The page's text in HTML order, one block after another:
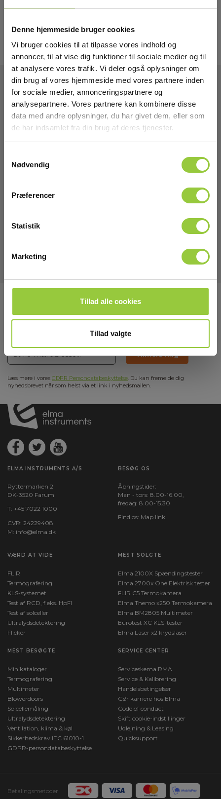
Denne hjemmeside bruger cookies
Vi bruger cookies til at tilpasse vores indhold og
annoncer, til at vise dig funktioner til sociale medier og til
at analysere vores trafik. Vi deler også oplysninger om
din brug af vores hjemmeside med vores partnere inden
for sociale medier, annonceringspartnere og
analysepartnere. Vores partnere kan kombinere disse
data med andre oplysninger, du har givet dem, eller som
de har indsamlet fra din brug af deres tjenester.
Nødvendig
Præferencer
Statistik
Marketing
Tillad alle cookies
Tillad valgte
Tekniske Data
Download
Manualer
Tilmeld dig E-News!
Hold dig opdateret og få vores fantastiske tilbud i
Tilmeld mig
Læs mere i vores GDPR Persondatabeskyttelse. Du kan fremelde dig
nyhedsbrevet når som helst via et link i nyhedsmailen.
ELMA INSTRUMENTS A/S
Ryttermarken 2
DK-3520 Farum
T: +45 7022 1000
CVR: 24229408
M: info@elma.dk
BESØG OS
Åbningstider:
Man - tors: 8.00-16.00,
fredag: 8.00-15.30
Find os: Map link
VÆRD AT VIDE
FLIR
Termografering
KLS-systemet
Test af RCD, f.eks. HpFI
Test af solceller
Ultralydsdetektering
Flicker
MEST SOLGTE
Elma 2100X Spændingstester
Elma 2700x One Elektrisk tester
FLIR C5 Termokamera
Elma Themo x250 Termokamera
Elma BM2805 Multimeter
Eurotest XC KLS-tester
Elma Laser x2 krydslaser
MEST BESØGTE
Minikataloger
Termografering
Multimeter
Blowerdoors
Solcellemåling
Ultralydsdetektering
Ventilation, klima & køl
Sikkerhedskrav IEC 61010-1
GDPR-persondatabeskyttelse
SERVICE CENTER
Serviceskema RMA
Service & Kalibrering
Handelsbetingelser
Gør karriere hos Elma
Code of conduct
Skift cookie-indstillinger
Udlejning & Leasing
Quicksupport
Betalingsmetoder